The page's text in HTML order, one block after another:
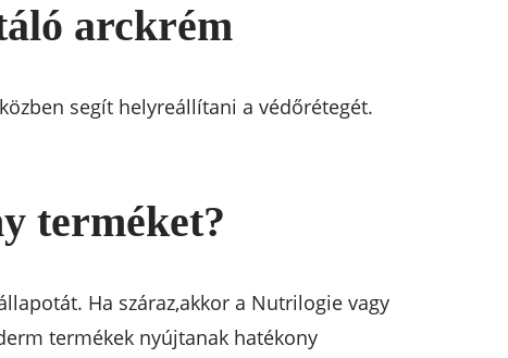
arckrém
segít helyreállítani a védőrétegét.
terméket?
Ha száraz,akkor a Nutrilogie vagy
termékek nyújtanak hatékony